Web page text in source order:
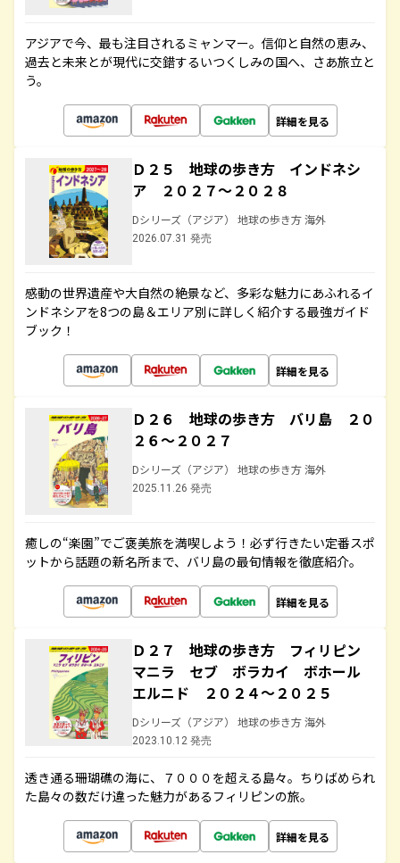
アジアで今、最も注目されるミャンマー。信仰と自然の恵み、
過去と未来とが現代に交錯するいつくしみの国へ、さあ旅立と
う。
詳細を見る
Ｄ２５ 地球の歩き方 インドネシ
ア ２０２７～２０２８
Dシリーズ（アジア） 地球の歩き方 海外
2026.07.31 発売
感動の世界遺産や大自然の絶景など、多彩な魅力にあふれるイ
ンドネシアを8つの島＆エリア別に詳しく紹介する最強ガイド
ブック！
詳細を見る
Ｄ２６ 地球の歩き方 バリ島 ２０
２６～２０２７
Dシリーズ（アジア） 地球の歩き方 海外
2025.11.26 発売
癒しの“楽園”でご褒美旅を満喫しよう！必ず行きたい定番スポ
ットから話題の新名所まで、バリ島の最旬情報を徹底紹介。
詳細を見る
Ｄ２７ 地球の歩き方 フィリピン
マニラ セブ ボラカイ ボホール
エルニド ２０２４～２０２５
Dシリーズ（アジア） 地球の歩き方 海外
2023.10.12 発売
透き通る珊瑚礁の海に、７０００を超える島々。ちりばめられ
た島々の数だけ違った魅力があるフィリピンの旅。
詳細を見る